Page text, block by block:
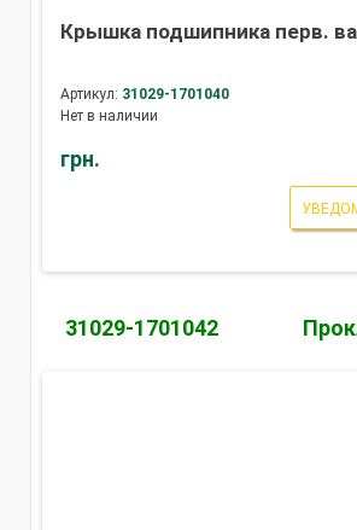
Крышка подшипника перв.
Артикул: 31029-1701040
Нет в наличии
грн.
31029-1701042